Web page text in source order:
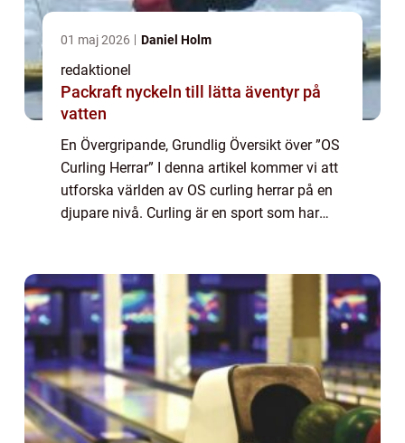
01 maj 2026 Daniel Holm
redaktionel
Packraft nyckeln till lätta äventyr på
vatten
En Övergripande, Grundlig Översikt över ”OS
Curling Herrar” I denna artikel kommer vi att
utforska världen av OS curling herrar på en
djupare nivå. Curling är en sport som har